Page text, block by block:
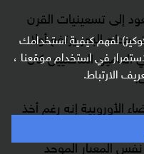
لفهم كيفية استخدامك
في استخدام موقعنا ،
الارتباط.
إلى تسعينيات القرن
البحر يرتفع أولا
في العامين الماضيين كان
الأوروبية إنه رغم أخذ
الموانئ والمناطق
المعيار الموحد